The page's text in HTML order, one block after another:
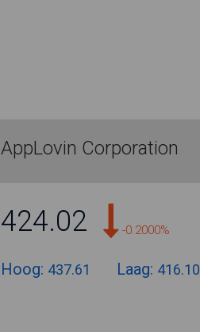
AppLovin Corporation
424.02 -0.2000%
Hoog: 437.61 Laag: 416.10